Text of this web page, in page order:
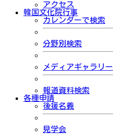
アクセス
韓国文化院行事
カレンダーで検索
分野別検索
メディアギャラリー
報道資料検索
各種申請
後援名義
見学会